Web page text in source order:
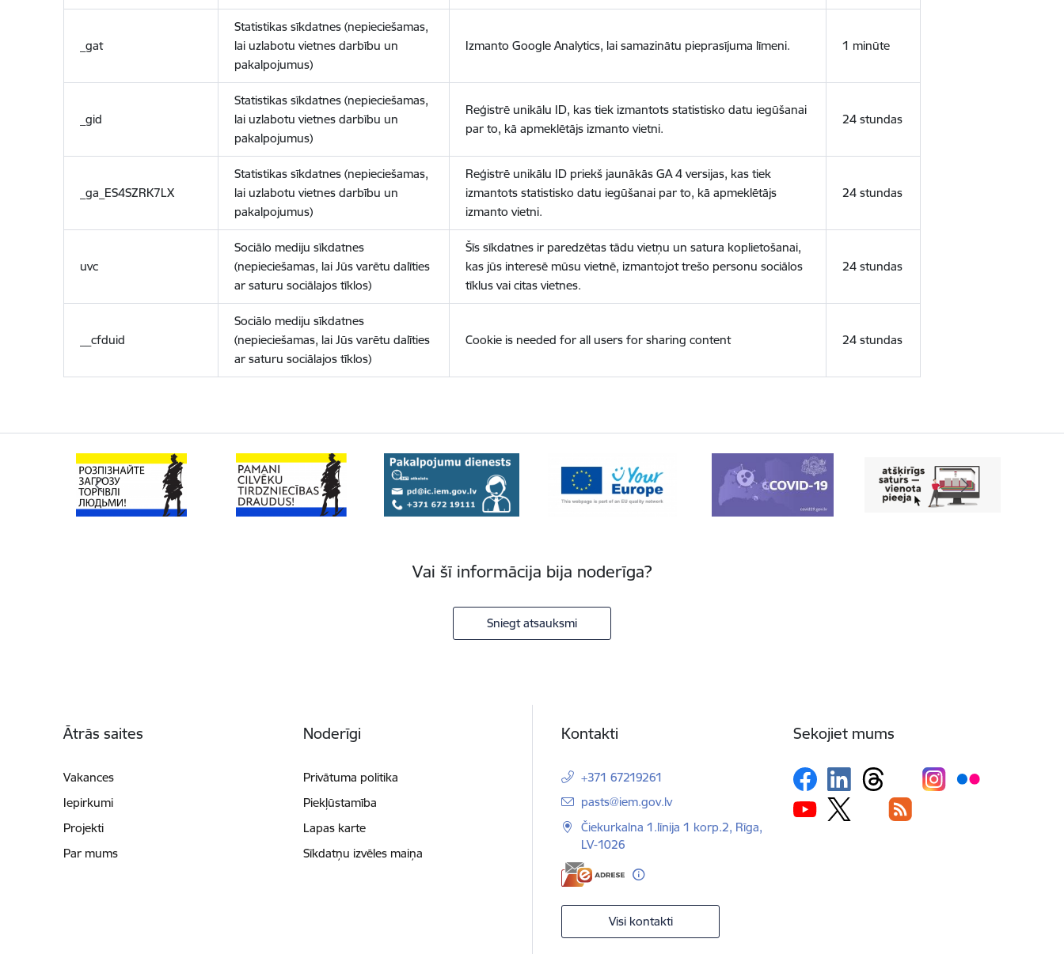
_gat
Statistikas sīkdatnes (nepieciešamas,
lai uzlabotu vietnes darbību un
pakalpojumus)
Izmanto Google Analytics, lai samazinātu pieprasījuma līmeni. 1 minūte
_gid
Statistikas sīkdatnes (nepieciešamas,
lai uzlabotu vietnes darbību un
pakalpojumus)
Reģistrē unikālu ID, kas tiek izmantots statistisko datu iegūšanai
par to, kā apmeklētājs izmanto vietni.
24 stundas
_ga_ES4SZRK7LX
Statistikas sīkdatnes (nepieciešamas,
lai uzlabotu vietnes darbību un
pakalpojumus)
Reģistrē unikālu ID priekš jaunākās GA 4 versijas, kas tiek
izmantots statistisko datu iegūšanai par to, kā apmeklētājs
izmanto vietni.
24 stundas
uvc
Sociālo mediju sīkdatnes
(nepieciešamas, lai Jūs varētu dalīties
ar saturu sociālajos tīklos)
Šīs sīkdatnes ir paredzētas tādu vietņu un satura koplietošanai,
kas jūs interesē mūsu vietnē, izmantojot trešo personu sociālos
tīklus vai citas vietnes.
24 stundas
__cfduid
Sociālo mediju sīkdatnes
(nepieciešamas, lai Jūs varētu dalīties
ar saturu sociālajos tīklos)
Cookie is needed for all users for sharing content 24 stundas
Vai šī informācija bija noderīga?
Sniegt atsauksmi
Ātrās saites
Vakances
Iepirkumi
Projekti
Par mums
Noderīgi
Privātuma politika
Piekļūstamība
Lapas karte
Sīkdatņu izvēles maiņa
Kontakti
+371 67219261
E-pasts:
pasts@iem.gov.lv
Čiekurkalna 1.līnija 1 korp.2, Rīga,
LV-1026
Visi kontakti
Sekojiet mums